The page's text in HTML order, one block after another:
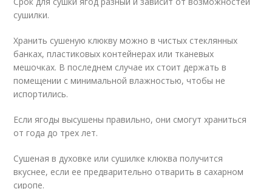
сушилки.
Хранить сушеную клюкву можно в чистых стеклянных
банках, пластиковых контейнерах или тканевых
мешочках. В последнем случае их стоит держать в
помещении с минимальной влажностью, чтобы не
испортились.
Если ягоды высушены правильно, они смогут храниться
от года до трех лет.
Сушеная в духовке или сушилке клюква получится
вкуснее, если ее предварительно отварить в сахарном
сиропе.